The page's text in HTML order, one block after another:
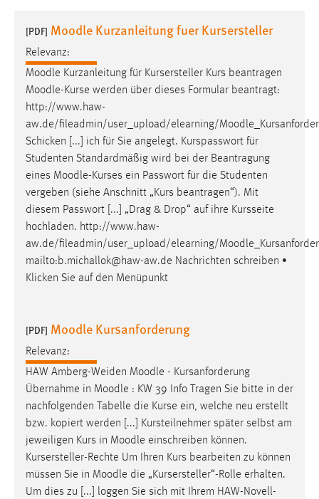
[PDF] Moodle Kurzanleitung fuer Kursersteller
Relevanz:
Moodle Kurzanleitung für Kursersteller Kurs beantragen
Moodle-Kurse werden über dieses Formular beantragt:
http://www.haw-
aw.de/fileadmin/user_upload/elearning/Moodle
Schicken [...] ich für Sie angelegt. Kurspasswort für
Studenten Standardmäßig wird bei der Beantragung
eines Moodle-Kurses ein Passwort für die Studenten
vergeben (siehe Anschnitt „Kurs beantragen“). Mit
diesem Passwort [...] „Drag & Drop“ auf ihre Kursseite
hochladen. http://www.haw-
aw.de/fileadmin/user_upload/elearning/Moodle
mailto:b.michallok@haw-aw.de Nachrichten schreiben •
Klicken Sie auf den Menüpunkt
[PDF] Moodle Kursanforderung
Relevanz:
HAW Amberg-Weiden Moodle - Kursanforderung
Übernahme in Moodle : KW 39 Info Tragen Sie bitte in der
nachfolgenden Tabelle die Kurse ein, welche neu erstellt
bzw. kopiert werden [...] Kursteilnehmer später selbst am
jeweiligen Kurs in Moodle einschreiben können.
Kursersteller-Rechte Um Ihren Kurs bearbeiten zu können
müssen Sie in Moodle die „Kursersteller“-Rolle erhalten.
Um dies zu [...] loggen Sie sich mit Ihrem HAW-Novell-
Performance
Name:
staticfilecache
Zweck:
Für performante Seitenauslieferung wird in diesem Cookie
gespeichert, ob man eingeloggt ist.
Sprachpräferenz
Name:
site-language-preference
Zweck:
Das Cookie speichert die gewählte Sprache der Website.
Cookie Laufzeit:
Chat
Name:
MibewSessionID, MIBEW_UserID, mibew_locale, mibew-
chat-frame-style-5e9dbeb1811c0446
Zweck:
Wird benötigt um die Chatfunktion nutzen zu können.
Cookie Laufzeit:
MibewSessionID, mibew-chat-frame-style-
5e9dbeb1811c0446 = Sitzungslaufzeit, mibew_locale = 3